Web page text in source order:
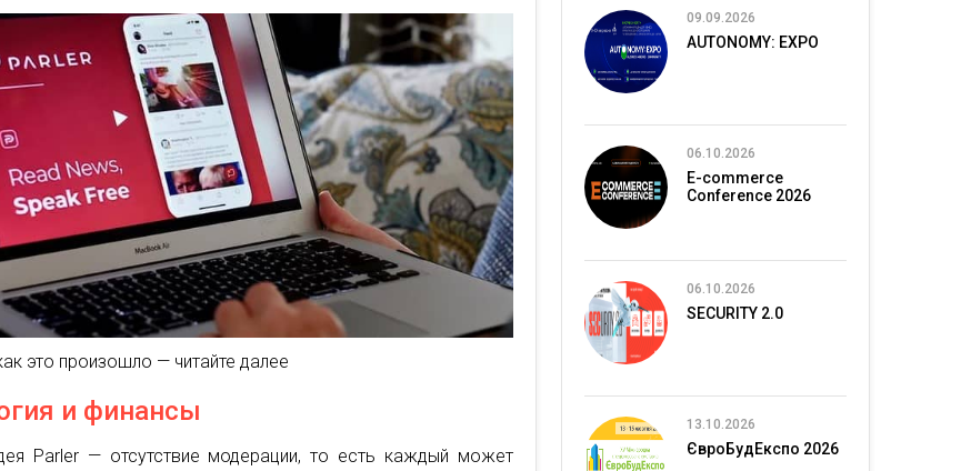
это произошло — читайте далее
и финансы
Parler — отсутствие модерации, то есть каждый может
09.09.2026
AUTONOMY: EXPO
06.10.2026
E-commerce
Conference 2026
06.10.2026
SECURITY 2.0
13.10.2026
ЄвроБудЕкспо 2026